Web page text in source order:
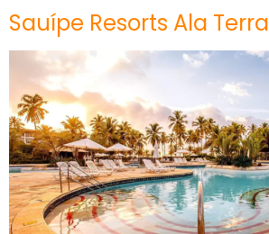
Sauípe Resorts Ala Terra